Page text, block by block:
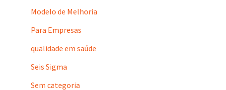
Modelo de Melhoria
Para Empresas
qualidade em saúde
Seis Sigma
Sem categoria